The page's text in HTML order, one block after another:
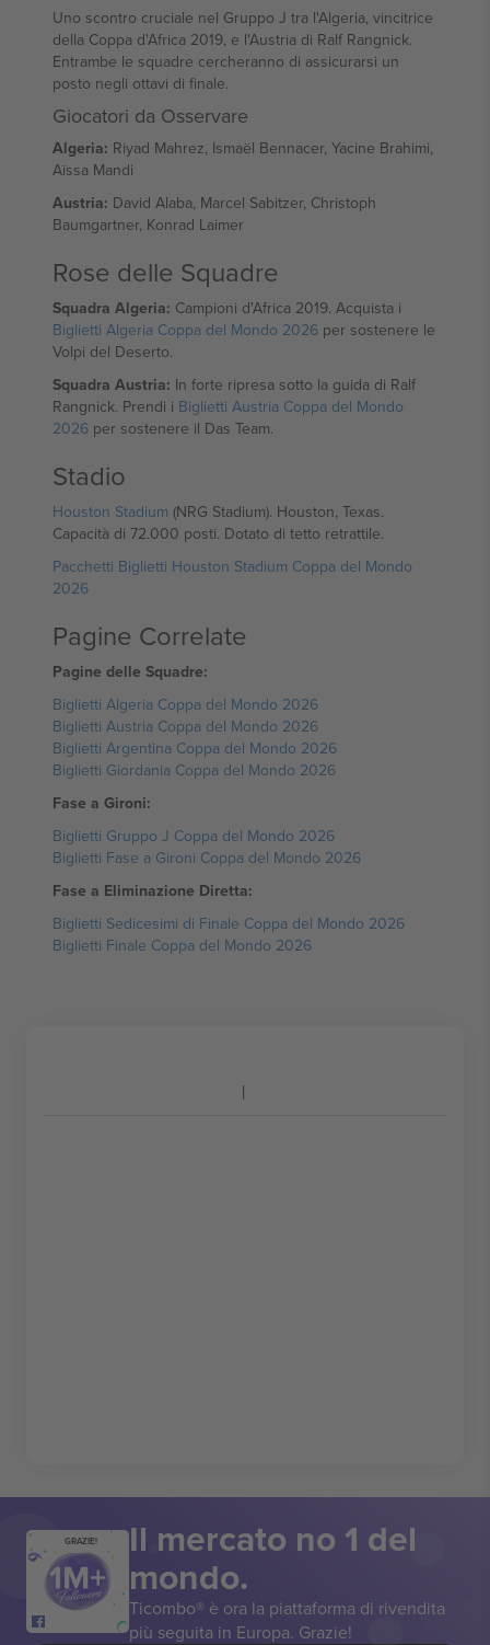
Uno scontro cruciale nel Gruppo J tra l'Algeria, vincitrice
della Coppa d'Africa 2019, e l'Austria di Ralf Rangnick.
Entrambe le squadre cercheranno di assicurarsi un
posto negli ottavi di finale.
Giocatori da Osservare
Algeria: Riyad Mahrez, Ismaël Bennacer, Yacine Brahimi,
Aïssa Mandi
Austria: David Alaba, Marcel Sabitzer, Christoph
Baumgartner, Konrad Laimer
Rose delle Squadre
Squadra Algeria: Campioni d'Africa 2019. Acquista i
Biglietti Algeria Coppa del Mondo 2026 per sostenere le
Volpi del Deserto.
Squadra Austria: In forte ripresa sotto la guida di Ralf
Rangnick. Prendi i Biglietti Austria Coppa del Mondo
2026 per sostenere il Das Team.
Stadio
Houston Stadium (NRG Stadium). Houston, Texas.
Capacità di 72.000 posti. Dotato di tetto retrattile.
Pacchetti Biglietti Houston Stadium Coppa del Mondo
2026
Pagine Correlate
Pagine delle Squadre:
Biglietti Algeria Coppa del Mondo 2026
Biglietti Austria Coppa del Mondo 2026
Biglietti Argentina Coppa del Mondo 2026
Biglietti Giordania Coppa del Mondo 2026
Fase a Gironi:
Biglietti Gruppo J Coppa del Mondo 2026
Biglietti Fase a Gironi Coppa del Mondo 2026
Fase a Eliminazione Diretta:
Biglietti Sedicesimi di Finale Coppa del Mondo 2026
Biglietti Finale Coppa del Mondo 2026
GRAZIE! Il mercato no 1 del
mondo.
Ticombo® è ora la piattaforma di rivendita
più seguita in Europa. Grazie!